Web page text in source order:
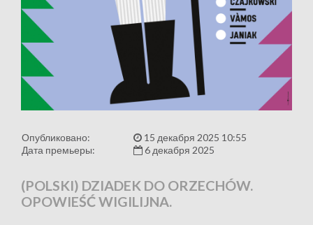
Опубликовано:
15 декабря 2025 10:55
Дата премьеры:
6 декабря 2025
(POLSKI) DZIADEK DO ORZECHÓW.
OPOWIEŚĆ WIGILIJNA.